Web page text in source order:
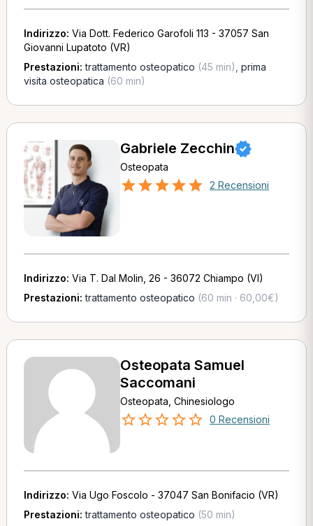
Indirizzo: Via Dott. Federico Garofoli 113 - 37057 San
Giovanni Lupatoto (VR)
Prestazioni:trattamento osteopatico (45 min) prima
visita osteopatica (60 min)
Gabriele Zecchin
Osteopata
2 Recensioni
Indirizzo: Via T. Dal Molin, 26 - 36072 Chiampo (VI)
Prestazioni:trattamento osteopatico (60 min · 60,00€)
Osteopata Samuel
Saccomani
Osteopata, Chinesiologo
0 Recensioni
Indirizzo: Via Ugo Foscolo - 37047 San Bonifacio (VR)
Prestazioni:trattamento osteopatico (50 min)